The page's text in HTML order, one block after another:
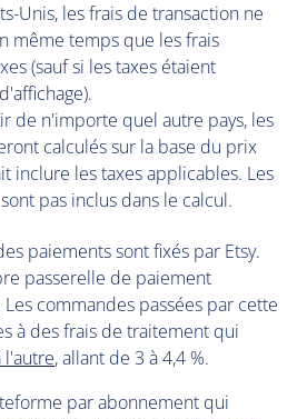
Unis, les frais de transaction ne
même temps que les frais
(sauf si les taxes étaient
de n'importe quel autre pays, les
calculés sur la base du prix
inclure les taxes applicables. Les
pas inclus dans le calcul.
paiements sont fixés par Etsy.
passerelle de paiement
Les commandes passées par cette
à des frais de traitement qui
l'autre, allant de 3 à 4,4 %.
par abonnement qui